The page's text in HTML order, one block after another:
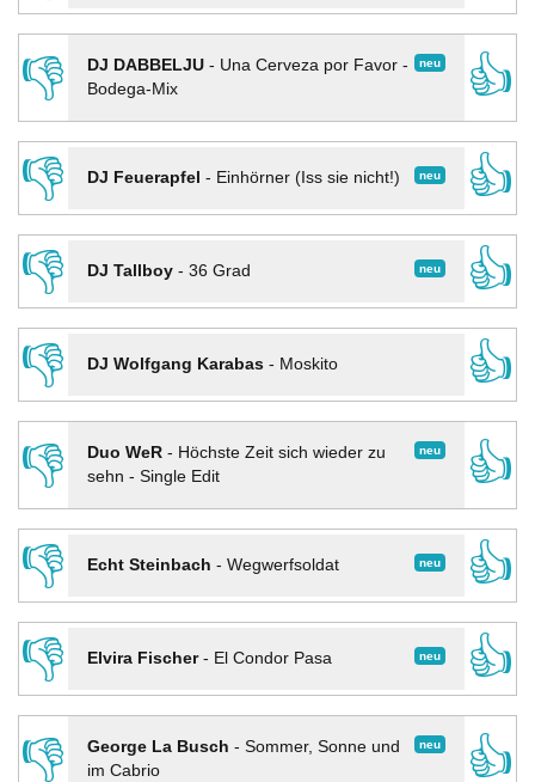
👎
neu
DJ DABBELJU- Una Cerveza por Favor -
Bodega-Mix
👍
👎
neu
DJ Feuerapfel - Einhörner (Iss sie nicht!)
👍
👎
neu
DJ Tallboy- 36 Grad
👍
👎
DJ Wolfgang Karabas- Moskito
👍
👎
neu
Duo WeR- Höchste Zeit sich wieder zu
sehn - Single Edit
👍
👎
neu
Echt Steinbach - Wegwerfsoldat
👍
👎
neu
Elvira Fischer- El Condor Pasa
👍
👎
neu
George La Busch - Sommer, Sonne und
im Cabrio
👍